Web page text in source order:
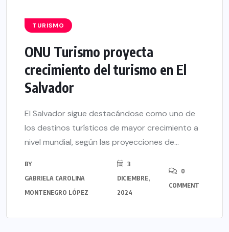
TURISMO
ONU Turismo proyecta
crecimiento del turismo en El
Salvador
El Salvador sigue destacándose como uno de
los destinos turísticos de mayor crecimiento a
nivel mundial, según las proyecciones de...
BY
GABRIELA CAROLINA
MONTENEGRO LÓPEZ
3
DICIEMBRE,
2024
0
COMMENT